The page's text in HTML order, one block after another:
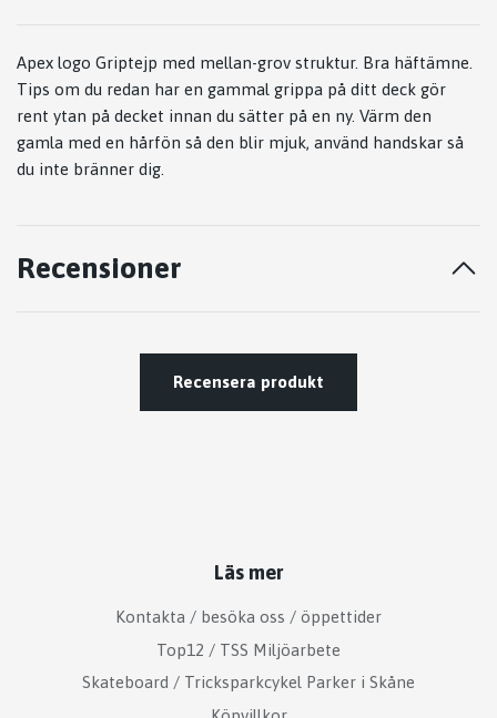
Apex logo Griptejp med mellan-grov struktur. Bra häftämne.
Tips om du redan har en gammal grippa på ditt deck gör
rent ytan på decket innan du sätter på en ny. Värm den
gamla med en hårfön så den blir mjuk, använd handskar så
du inte bränner dig.
Recensioner
Recensera produkt
Läs mer
Kontakta / besöka oss / öppettider
Top12 / TSS Miljöarbete
Skateboard / Tricksparkcykel Parker i Skåne